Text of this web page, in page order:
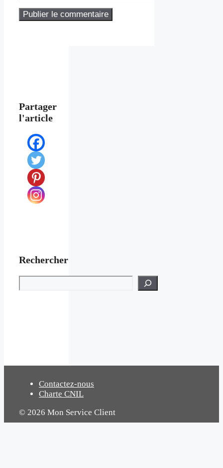
Partager
l'article
Rechercher
Rechercher
Contactez-nous
Charte CNIL
© 2026 Mon Service Client